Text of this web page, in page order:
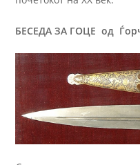
БЕСЕДА ЗА ГОЦЕ од